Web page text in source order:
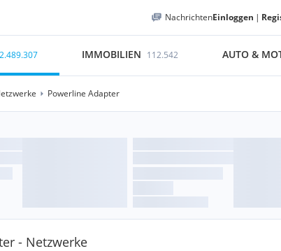
NachrichtenEinloggen |
IMMOBILIEN 112.542 AUTO &
Powerline Adapter
- Netzwerke